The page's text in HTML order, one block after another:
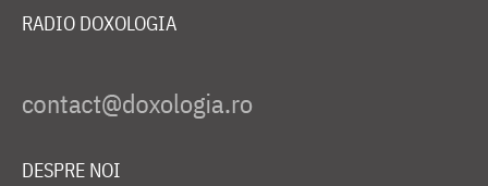
RADIO DOXOLOGIA
DESPRE NOI